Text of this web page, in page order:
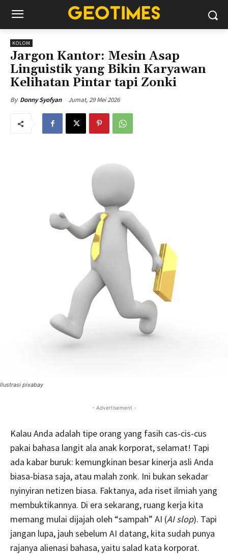
KOLOM
Jargon Kantor: Mesin Asap
Linguistik yang Bikin Karyawan
Kelihatan Pintar tapi Zonki
By Donny Syofyan Jumat, 29 Mei 2026
Ilustrasi pixabay
- Advertisement -
Kalau Anda adalah tipe orang yang fasih cas-cis-cus
pakai bahasa langit ala anak korporat, selamat! Tapi
ada kabar buruk: kemungkinan besar kinerja asli Anda
biasa-biasa saja, atau malah zonk. Ini bukan sekadar
nyinyiran netizen biasa. Faktanya, ada riset ilmiah yang
membuktikannya. Di era sekarang, ruang kerja kita
memang mulai dijajah oleh “sampah” AI (AI slop). Tapi
jangan lupa, jauh sebelum AI datang, kita sudah punya
rajanya alienasi bahasa, yaitu salad kata korporat.